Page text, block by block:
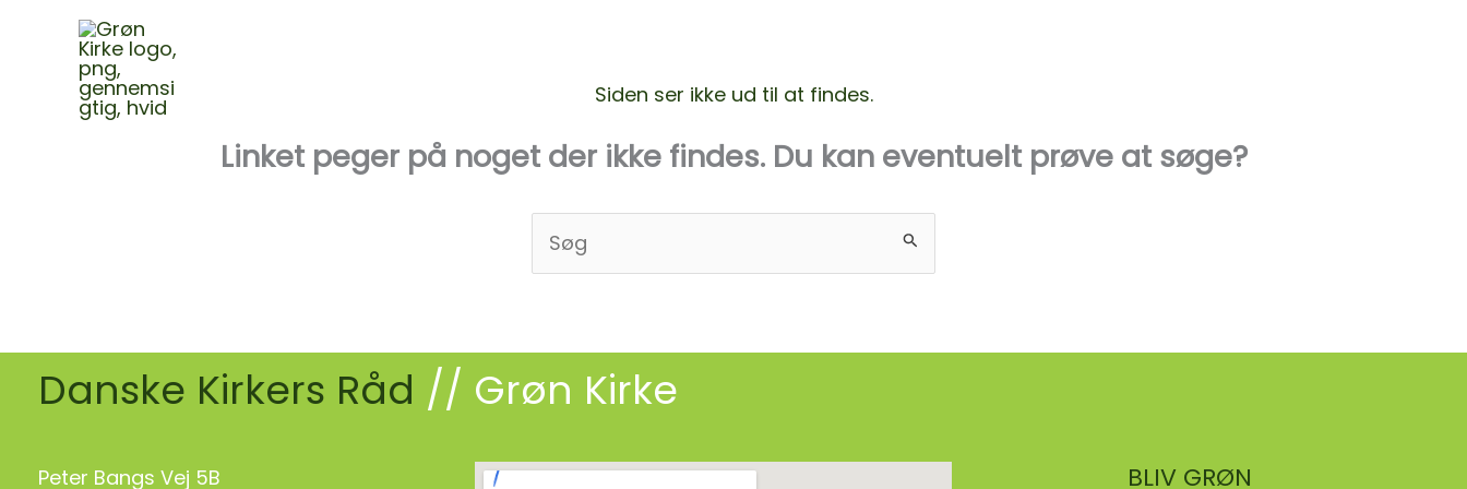
indholdet
Siden ser ikke ud til at findes.
Linket peger på noget der ikke findes. Du kan eventuelt prøve at søge?
efter:
Danske Kirkers Råd // Grøn Kirke
Peter Bangs Vej 5B
BLIV GRØN